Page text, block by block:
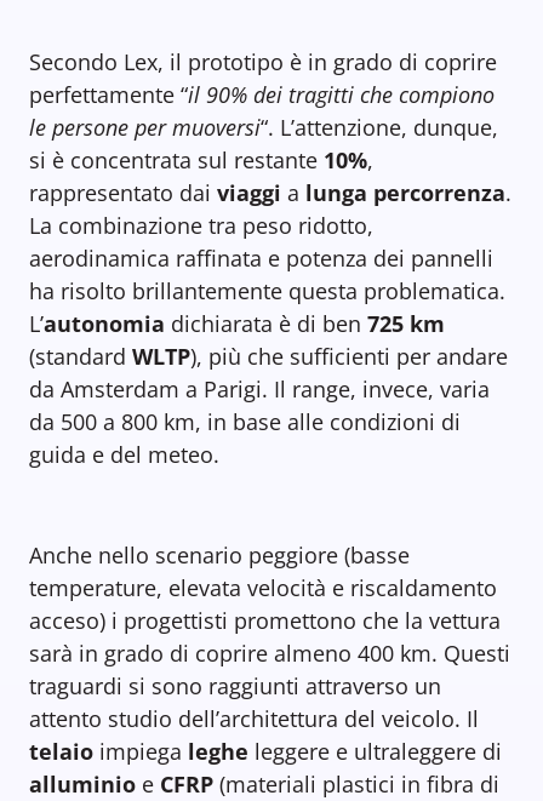
Secondo Lex, il prototipo è in grado di coprire
perfettamente “il 90% dei tragitti che compiono
le persone per muoversi“. L’attenzione, dunque,
si è concentrata sul restante 10%,
rappresentato dai viaggi a lunga percorrenza.
La combinazione tra peso ridotto,
aerodinamica raffinata e potenza dei pannelli
ha risolto brillantemente questa problematica.
L’autonomia dichiarata è di ben 725 km
(standard WLTP), più che sufficienti per andare
da Amsterdam a Parigi. Il range, invece, varia
da 500 a 800 km, in base alle condizioni di
guida e del meteo.
Anche nello scenario peggiore (basse
temperature, elevata velocità e riscaldamento
acceso) i progettisti promettono che la vettura
sarà in grado di coprire almeno 400 km. Questi
traguardi si sono raggiunti attraverso un
attento studio dell’architettura del veicolo. Il
telaio impiega leghe leggere e ultraleggere di
alluminio e CFRP (materiali plastici in fibra di